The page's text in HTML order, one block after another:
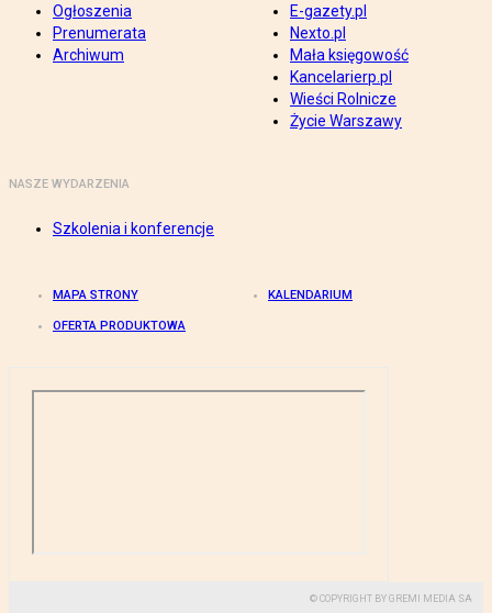
Ogłoszenia
Prenumerata
Archiwum
E-gazety.pl
Nexto.pl
Mała księgowość
Kancelarierp.pl
Wieści Rolnicze
Życie Warszawy
NASZE WYDARZENIA
Szkolenia i konferencje
MAPA STRONY KALENDARIUM
OFERTA PRODUKTOWA
© COPYRIGHT BY GREMI MEDIA SA